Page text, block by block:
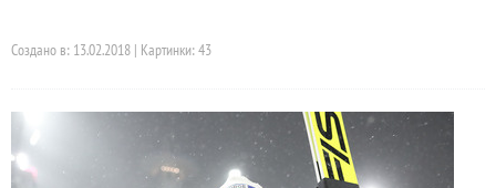
Создано в: 13.02.2018 | Картинки: 43